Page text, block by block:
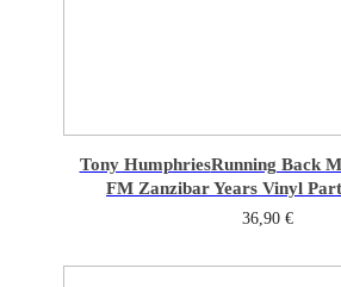
Tony HumphriesRunning Back
FM Zanzibar Years Vinyl
36,90 €